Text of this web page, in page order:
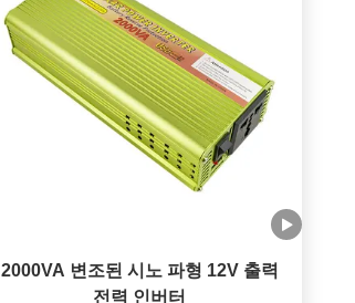
2000VA 변조된 시노 파형 12V 출력
전력 인버터